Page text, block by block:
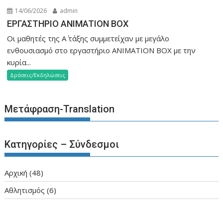
14/06/2026 admin
ΕΡΓΑΣΤΗΡΙΟ ANIMATION BOX
Οι μαθητές της Α΄ τάξης συμμετείχαν με μεγάλο
ενθουσιασμό στο εργαστήριο ANIMATION BOX με την
κυρία...
Δράσεις/Εκδηλώσεις
Μετάφραση-Translation
Κατηγορίες – Σύνδεσμοι
Aρχική (48)
Αθλητισμός (6)